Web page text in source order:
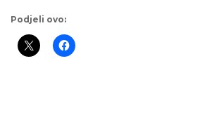
Podjeli ovo: